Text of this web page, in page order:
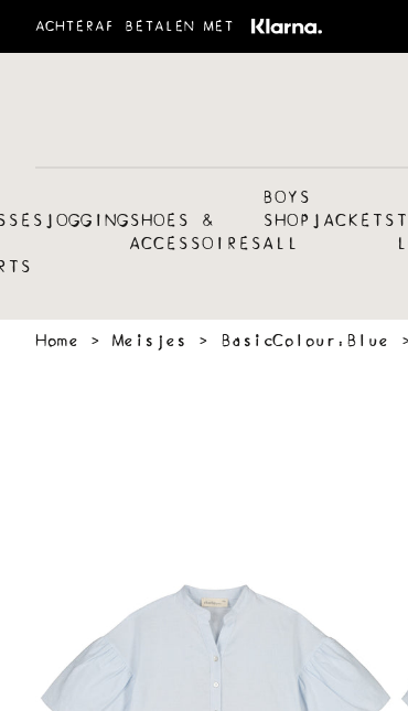
ACHTERAF BETALEN MET
JOGGINGSHOES &
ACCESSOIRES
BOYS
SHOP
ALL
JACKETS
Home › Meisjes › BasicColour:Blue